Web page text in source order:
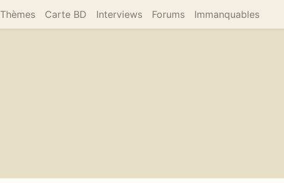
Thèmes Carte BD Interviews Forums Immanquables